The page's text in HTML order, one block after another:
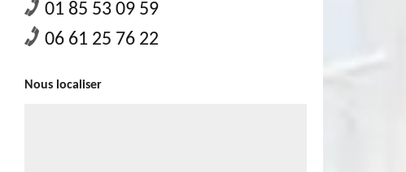
01 85 53 09 59
06 61 25 76 22
Nous localiser